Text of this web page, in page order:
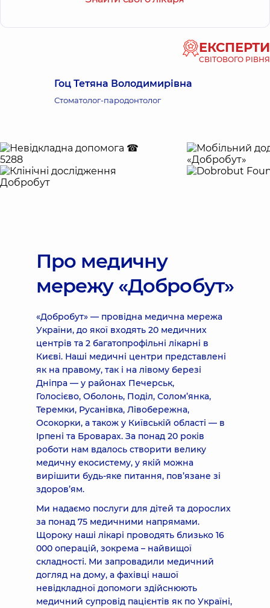
ЕКСПЕРТИ
СВІТОВОГО РІВНЯ
Гоц Тетяна Володимирівна
Стоматолог-пародонтолог
Про медичну
мережу «Добробут»
«Добробут» — провідна медична мережа
України, до якої входять 20 медичних
центрів та 2 багатопрофільні лікарні в
Києві. Наші медичні центри представлені
як на правому, так і на лівому березі
Дніпра — у районах Печерськ,
Голосієво, Оболонь, Поділ, Солом’янка,
Теремки, Русанівка, Лівобережна,
Осокорки, а також у Київській області — в
Ірпені та Броварах. За понад 20 років
роботи нам вдалось створити велику
медичну екосистему, у якій можна
вирішити будь-яке питання, пов’язане зі
здоров’ям.
Ми надаємо послуги для дітей та дорослих
за понад 75 медичними напрямами.
Щороку наші лікарі проводять близько 16
000 операцій, зокрема – найвищої
складності. Ми запровадили медичний
догляд на дому, а фахівці нашої
невідкладної допомоги здійснюють
медичний супровід пацієнтів як по Україні,